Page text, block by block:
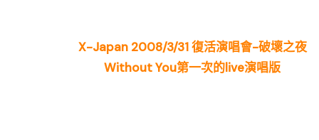
X-Japan 2008/3/31 復活演唱會-破壞之夜
Without You第一次的live演唱版